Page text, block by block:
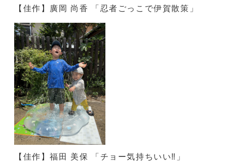
【佳作】廣岡 尚香 「忍者ごっこで伊賀散策」
【佳作】福田 美保 「チョー気持ちいい‼」